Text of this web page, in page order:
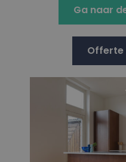
Ga naar
Offerte